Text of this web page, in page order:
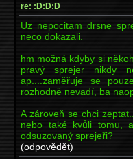
re: :D:D:D
Uz nepocitam drsne
neco dokazali.
hm možná kdyby si
pravý sprejer nikdy
ap....zaměřuje se
rozhodně nevadí, ba
A zároveň se chci
nebo také kvůli tomu,
odsuzovaný sprejeři?
(odpovědět)